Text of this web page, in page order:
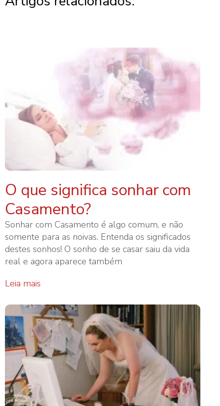
O que significa sonhar com
Casamento?
Sonhar com Casamento é algo comum, e não
somente para as noivas. Entenda os significados
destes sonhos! O sonho de se casar saiu da vida
real e agora aparece também
Leia mais